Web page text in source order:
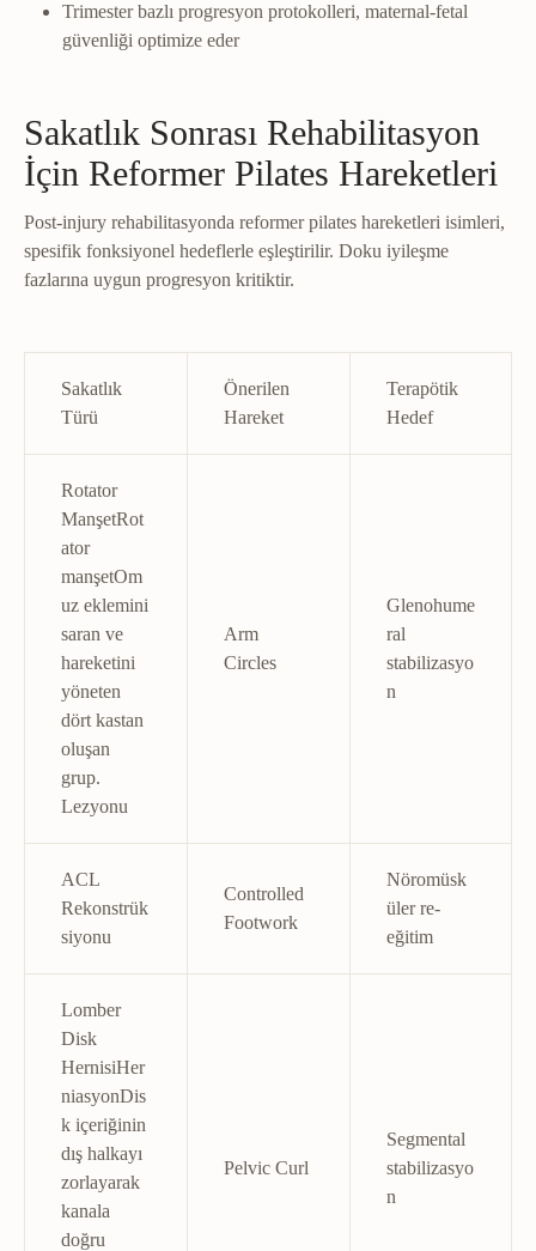
Trimester bazlı progresyon protokolleri, maternal-fetal
güvenliği optimize eder
Sakatlık Sonrası Rehabilitasyon
İçin Reformer Pilates Hareketleri
Post-injury rehabilitasyonda reformer pilates hareketleri isimleri,
spesifik fonksiyonel hedeflerle eşleştirilir. Doku iyileşme
fazlarına uygun progresyon kritiktir.
Sakatlık
Türü
Önerilen
Hareket
Terapötik
Hedef
Rotator
ManşetRot
ator
manşetOm
uz eklemini
saran ve
hareketini
yöneten
dört kastan
oluşan
grup.
Lezyonu
Arm
Circles
Glenohume
ral
stabilizasyo
n
ACL
Rekonstrük
siyonu
Controlled
Footwork
Nöromüsk
üler re-
eğitim
Lomber
Disk
HernisiHer
niasyonDis
k içeriğinin
dış halkayı
zorlayarak
kanala
doğru
Pelvic Curl
Segmental
stabilizasyo
n